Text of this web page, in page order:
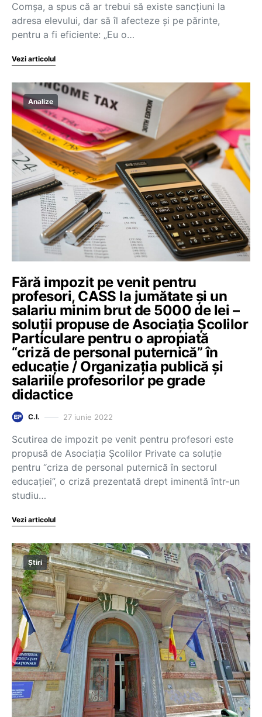
Comșa, a spus că ar trebui să existe sancțiuni la
adresa elevului, dar să îl afecteze și pe părinte,
pentru a fi eficiente: „Eu o…
Vezi articolul
Analize
Fără impozit pe venit pentru
profesori, CASS la jumătate și un
salariu minim brut de 5000 de lei –
soluții propuse de Asociația Școlilor
Particulare pentru o apropiată
“criză de personal puternică” în
educație / Organizația publică și
salariile profesorilor pe grade
didactice
C.I. 27 iunie 2022
Scutirea de impozit pe venit pentru profesori este
propusă de Asociația Școlilor Private ca soluție
pentru “criza de personal puternică în sectorul
educației”, o criză prezentată drept iminentă într-un
studiu…
Vezi articolul
Știri